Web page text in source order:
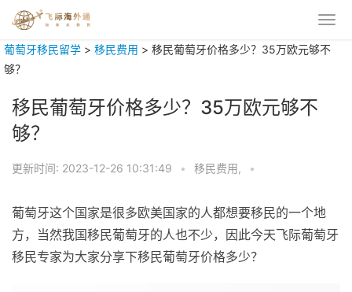
葡萄牙移民留学 > 移民费用 > 移民葡萄牙价格多少？35万欧元够不
够？
移民葡萄牙价格多少？35万欧元够不
够？
更新时间: 2023-12-26 10:31:49 • 移民费用, •
葡萄牙这个国家是很多欧美国家的人都想要移民的一个地
方，当然我国移民葡萄牙的人也不少，因此今天飞际葡萄牙
移民专家为大家分享下移民葡萄牙价格多少？